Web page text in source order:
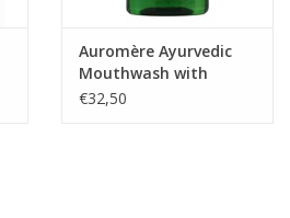
Auromère Ayurvedic
Mouthwash with
Neem & Peelu, 16 oz
€32,50